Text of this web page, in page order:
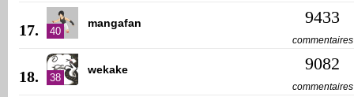
17. 40
mangafan 9433
commentaires
18. 38
wekake 9082
commentaires